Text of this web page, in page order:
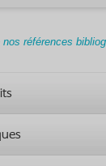
nos références